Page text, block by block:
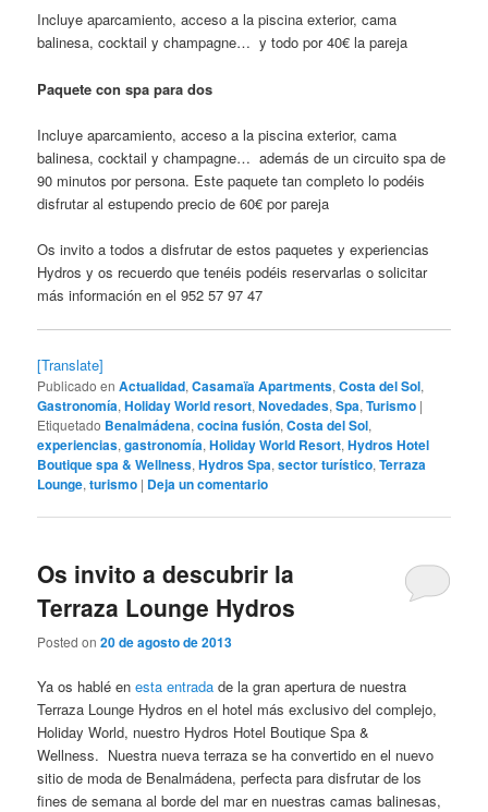
Incluye aparcamiento, acceso a la piscina exterior, cama
balinesa, cocktail y champagne… y todo por 40€ la pareja
Paquete con spa para dos
Incluye aparcamiento, acceso a la piscina exterior, cama
balinesa, cocktail y champagne… además de un circuito spa de
90 minutos por persona. Este paquete tan completo lo podéis
disfrutar al estupendo precio de 60€ por pareja
Os invito a todos a disfrutar de estos paquetes y experiencias
Hydros y os recuerdo que tenéis podéis reservarlas o solicitar
más información en el 952 57 97 47
[Translate]
Publicado en Actualidad,Casamaïa Apartments,Costa del Sol,
Gastronomía,Holiday World resort,Novedades,Spa,Turismo |
Etiquetado Benalmádena,cocina fusión,Costa del Sol,
experiencias,gastronomía,Holiday World Resort,Hydros Hotel
Boutique spa & Wellness,Hydros Spa,sector turístico,Terraza
Lounge,turismo | Deja un comentario
Os invito a descubrir la
Terraza Lounge Hydros
Posted on20 de agosto de 2013
Ya os hablé enesta entrada de la gran apertura de nuestra
Terraza Lounge Hydros en el hotel más exclusivo del complejo,
Holiday World, nuestro Hydros Hotel Boutique Spa &
Wellness. Nuestra nueva terraza se ha convertido en el nuevo
sitio de moda de Benalmádena, perfecta para disfrutar de los
fines de semana al borde del mar en nuestras camas balinesas,